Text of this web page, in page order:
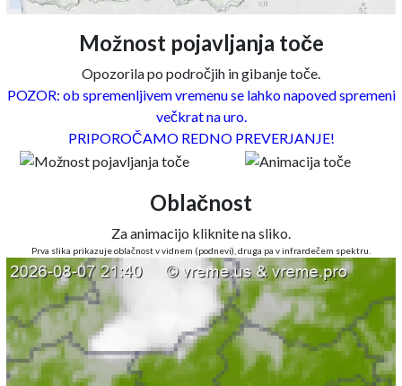
Možnost pojavljanja toče
Opozorila po področjih in gibanje toče.
POZOR: ob spremenljivem vremenu se lahko napoved spremeni
večkrat na uro.
PRIPOROČAMO REDNO PREVERJANJE!
Oblačnost
Za animacijo kliknite na sliko.
Prva slika prikazuje oblačnost v vidnem (podnevi), druga pa v infrardečem spektru.